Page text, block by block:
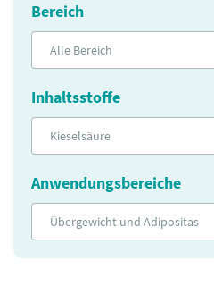
Bereich
Alle Bereich
Inhaltsstoffe
Kieselsäure
Anwendungsbereiche
Übergewicht und Adipositas